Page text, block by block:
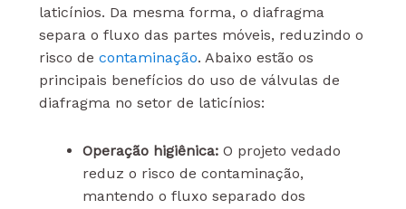
laticínios. Da mesma forma, o diafragma
separa o fluxo das partes móveis, reduzindo o
risco de contaminação. Abaixo estão os
principais benefícios do uso de válvulas de
diafragma no setor de laticínios:
Operação higiênica:O projeto vedado
reduz o risco de contaminação,
mantendo o fluxo separado dos